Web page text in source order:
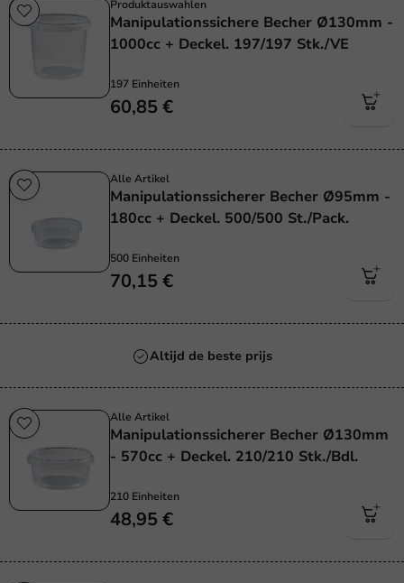
Produktauswahlen
Manipulationssichere Becher Ø130mm -
1000cc + Deckel. 197/197 Stk./VE
197 Einheiten
60,85 €
Alle Artikel
Manipulationssicherer Becher Ø95mm -
180cc + Deckel. 500/500 St./Pack.
500 Einheiten
70,15 €
Altijd de beste prijs
Alle Artikel
Manipulationssicherer Becher Ø130mm
- 570cc + Deckel. 210/210 Stk./Bdl.
210 Einheiten
48,95 €